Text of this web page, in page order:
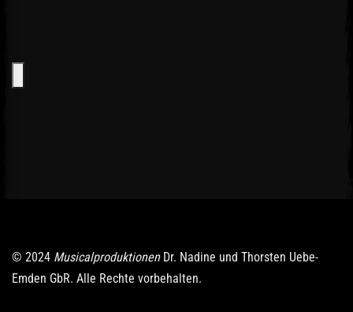
© 2024 MusicalproduktionenDr. Nadine und Thorsten Uebe-
Emden GbR. Alle Rechte vorbehalten.